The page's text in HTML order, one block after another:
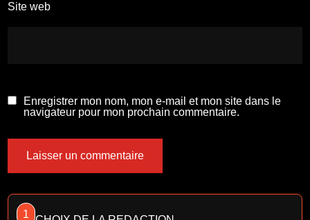
Site web
Enregistrer mon nom, mon e-mail et mon site dans le
navigateur pour mon prochain commentaire.
1